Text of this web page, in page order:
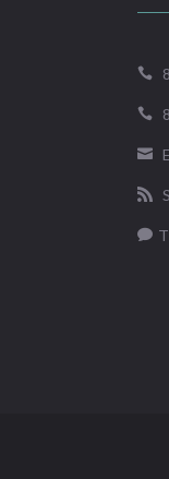




